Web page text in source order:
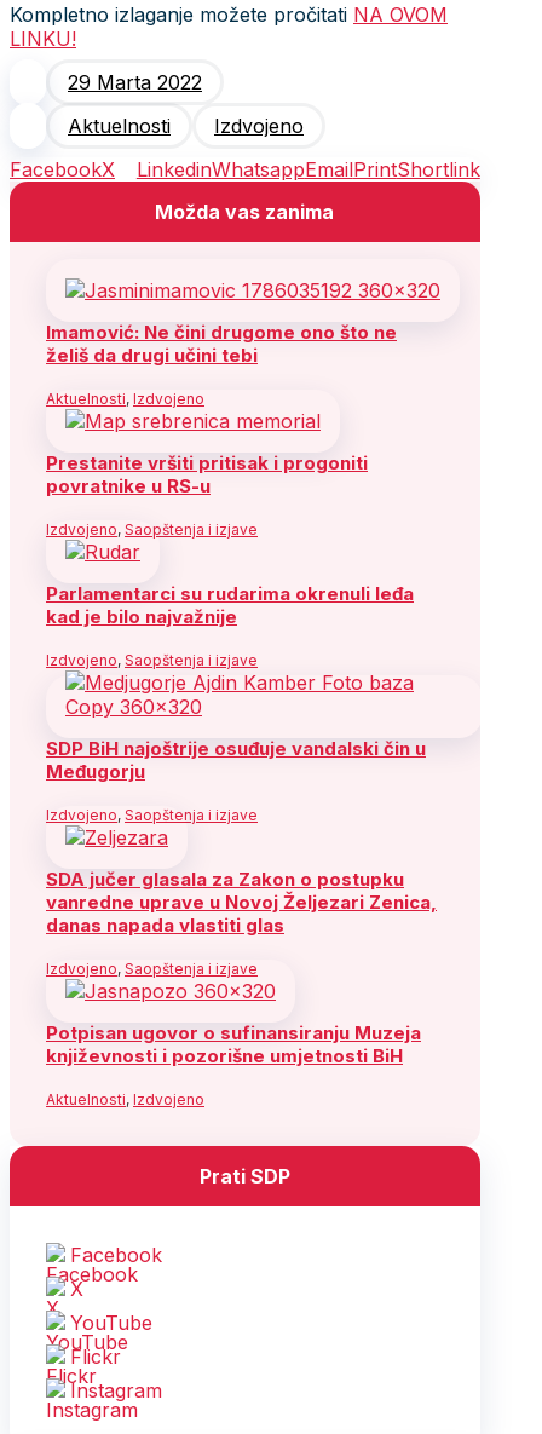
Kompletno izlaganje možete pročitati NA OVOM
LINKU!
29 Marta 2022
Aktuelnosti
Izdvojeno
FacebookX LinkedinWhatsappEmailPrintShortlink
Možda vas zanima
Imamović: Ne čini drugome ono što ne
želiš da drugi učini tebi
Aktuelnosti, Izdvojeno
Prestanite vršiti pritisak i progoniti
povratnike u RS-u
Izdvojeno, Saopštenja i izjave
Parlamentarci su rudarima okrenuli leđa
kad je bilo najvažnije
Izdvojeno, Saopštenja i izjave
SDP BiH najoštrije osuđuje vandalski čin u
Međugorju
Izdvojeno, Saopštenja i izjave
SDA jučer glasala za Zakon o postupku
vanredne uprave u Novoj Željezari Zenica,
danas napada vlastiti glas
Izdvojeno, Saopštenja i izjave
Potpisan ugovor o sufinansiranju Muzeja
književnosti i pozorišne umjetnosti BiH
Aktuelnosti, Izdvojeno
Prati SDP
Facebook
X
YouTube
Flickr
Instagram